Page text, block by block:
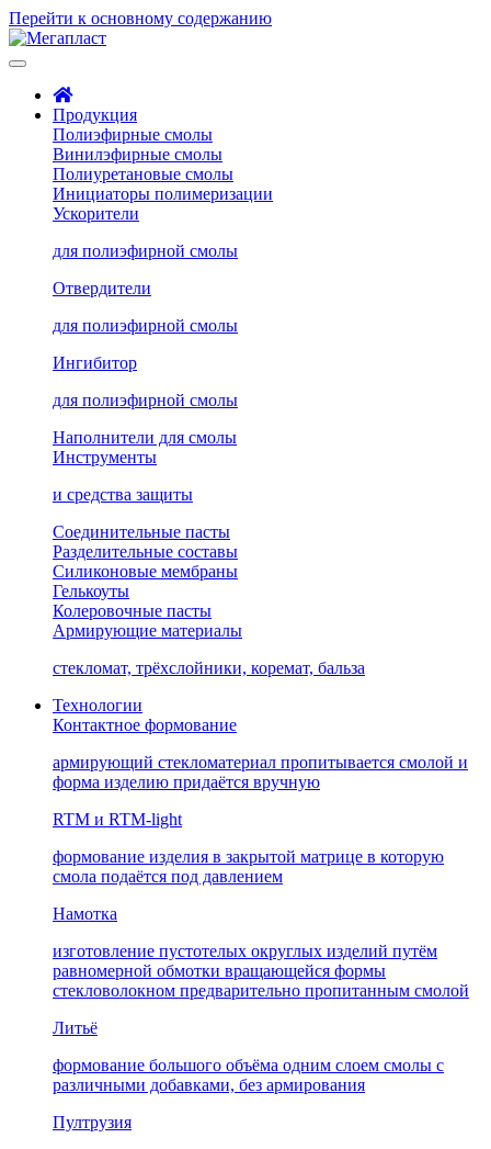
Перейти к основному содержанию
Продукция
Полиэфирные смолы
Винилэфирные смолы
Полиуретановые смолы
Инициаторы полимеризации
Ускорители
для полиэфирной смолы
Отвердители
для полиэфирной смолы
Ингибитор
для полиэфирной смолы
Наполнители для смолы
Инструменты
и средства защиты
Соединительные пасты
Разделительные составы
Силиконовые мембраны
Гелькоуты
Колеровочные пасты
Армирующие материалы
стекломат, трёхслойники, коремат, бальза
Технологии
Контактное формование
армирующий стекломатериал пропитывается смолой и
форма изделию придаётся вручную
RTM и RTM-light
формование изделия в закрытой матрице в которую
смола подаётся под давлением
Намотка
изготовление пустотелых округлых изделий путём
равномерной обмотки вращающейся формы
стекловолокном предварительно пропитанным смолой
Литьё
формование большого объёма одним слоем смолы с
различными добавками, без армирования
Пултрузия